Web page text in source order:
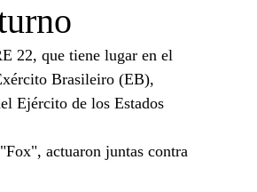
22, que tiene lugar en el
Brasileiro (EB),
Ejército de los Estados
actuaron juntas contra